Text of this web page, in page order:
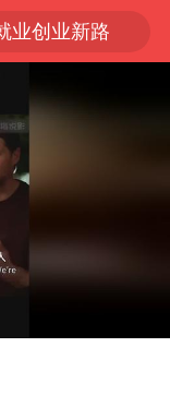
业创业新路
刘海明逝世
东沿海登陆
装举行会谈